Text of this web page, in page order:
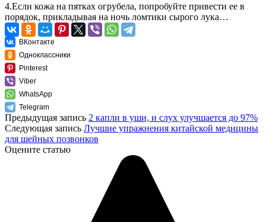
4.Если кожа на пятках огрубела, попробуйте привести ее в
порядок, прикладывая на ночь ломтики сырого лука…
ВКонтакте
Одноклассники
Pinterest
Viber
WhatsApp
Telegram
Предыдущая запись 2 капли в уши, и слух улучшается до 97%
Следующая запись Лучшие упражнения китайской медицины
для шейных позвонков
Оцените статью